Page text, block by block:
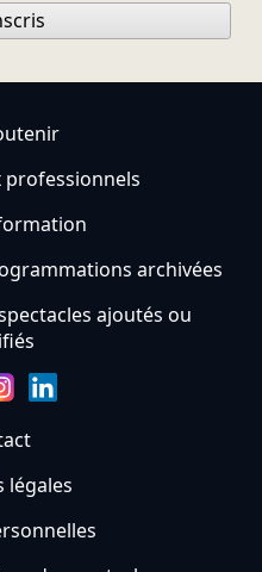
professionnels
archivées
ajoutés ou
légales